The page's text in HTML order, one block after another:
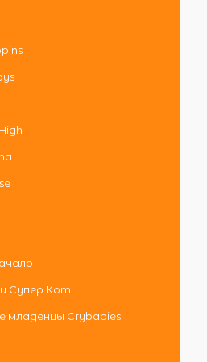
Супер Кот
младенцы Crybabies